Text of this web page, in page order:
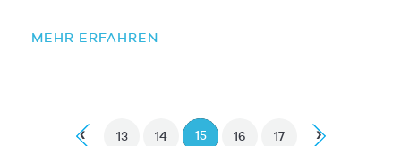
MEHR ERFAHREN
‹ 13 14 15 16 17 ›